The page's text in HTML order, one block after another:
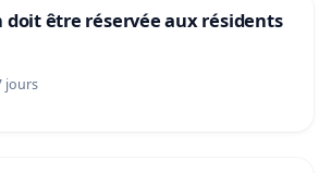
doit être réservée aux résidents
jours